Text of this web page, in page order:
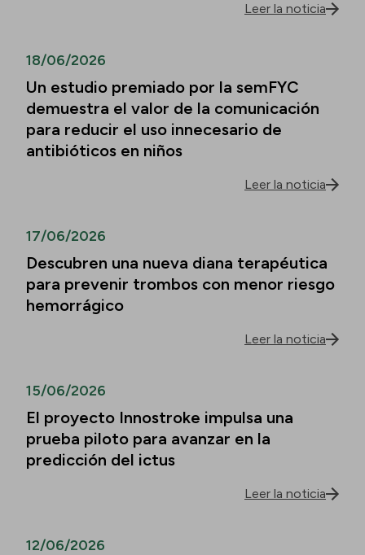
Leer la noticia
18/06/2026
Un estudio premiado por la semFYC
demuestra el valor de la comunicación
para reducir el uso innecesario de
antibióticos en niños
Leer la noticia
17/06/2026
Descubren una nueva diana terapéutica
para prevenir trombos con menor riesgo
hemorrágico
Leer la noticia
15/06/2026
El proyecto Innostroke impulsa una
prueba piloto para avanzar en la
predicción del ictus
Leer la noticia
12/06/2026